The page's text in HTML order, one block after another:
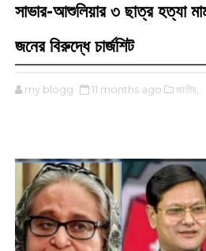
সাভার-আশুলিয়ার ৩ ছাত্র হত্যা
জনের বিরুদ্ধে চার্জশিট
my blogg 11 months ago জাতীয়,